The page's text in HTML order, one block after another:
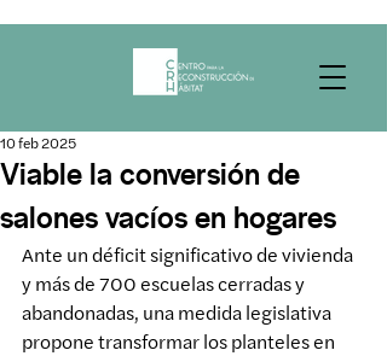
Viable la conversión de
salones vacíos en hogares
10 feb 2025
Ante un déficit significativo de vivienda
y más de 700 escuelas cerradas y
abandonadas, una medida legislativa
propone transformar los planteles en